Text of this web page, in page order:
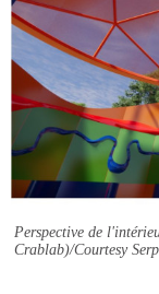
Perspective de
Crablab)/Courtesy